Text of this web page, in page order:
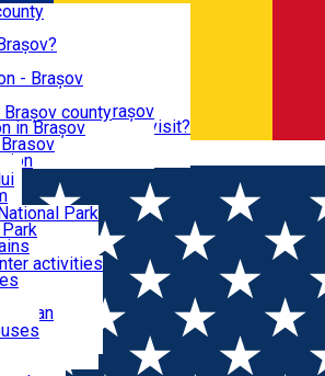
Centers
Recommendations
attractions
recommend to visit?
- Brașov
Center - Brașov
in Brașov
county
Park
activities